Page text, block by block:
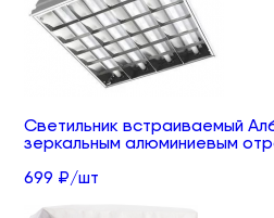
Светильник встраиваемый
зеркальным алюминиевым
699 ₽/шт